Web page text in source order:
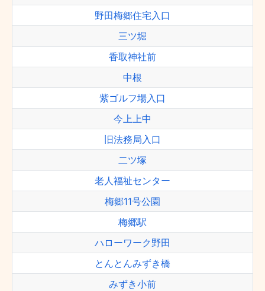
野田梅郷住宅入口
三ツ堀
香取神社前
中根
紫ゴルフ場入口
今上上中
旧法務局入口
二ツ塚
老人福祉センター
梅郷11号公園
梅郷駅
ハローワーク野田
とんとんみずき橋
みずき小前